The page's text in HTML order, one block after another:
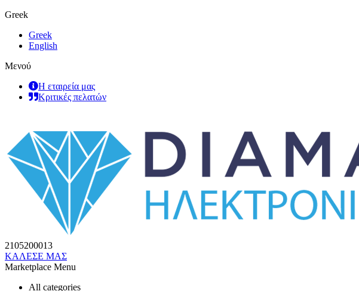
Greek
Greek
English
Μενού
Η εταιρεία μας
Κριτικές πελατών
2105200013
ΚΑΛΕΣΕ ΜΑΣ
Marketplace Menu
All categories